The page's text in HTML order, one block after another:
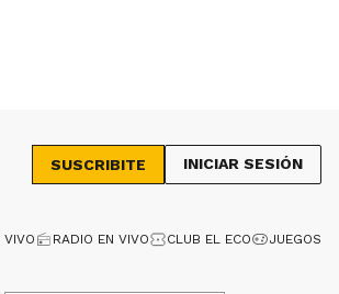
SUSCRIBITE INICIAR SESIÓN
VIVO RADIO EN VIVO CLUB EL ECO JUEGOS